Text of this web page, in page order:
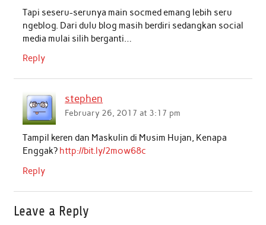
Tapi seseru-serunya main socmed emang lebih seru
ngeblog. Dari dulu blog masih berdiri sedangkan social
media mulai silih berganti…
Reply
stephen
February 26, 2017 at 3:17 pm
Tampil keren dan Maskulin di Musim Hujan, Kenapa
Enggak? http://bit.ly/2mow68c
Reply
Leave a Reply